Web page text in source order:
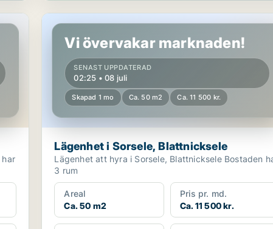
Lägenhet i Sorsele, Blattnicksele
Vi övervakar marknaden!
SENAST UPPDATERAD
02:25 • 08 juli
Skapad 1 mo Ca. 50 m2 Ca. 11 500 kr.
Lägenhet i Sorsele, Blattnicksele
Lägenhet att hyra i Sorsele, Blattnicksele Bostaden har
3 rum
Areal
Ca. 50 m2
Pris pr. md.
Ca. 11 500 kr.